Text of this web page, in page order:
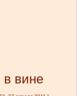
в вине